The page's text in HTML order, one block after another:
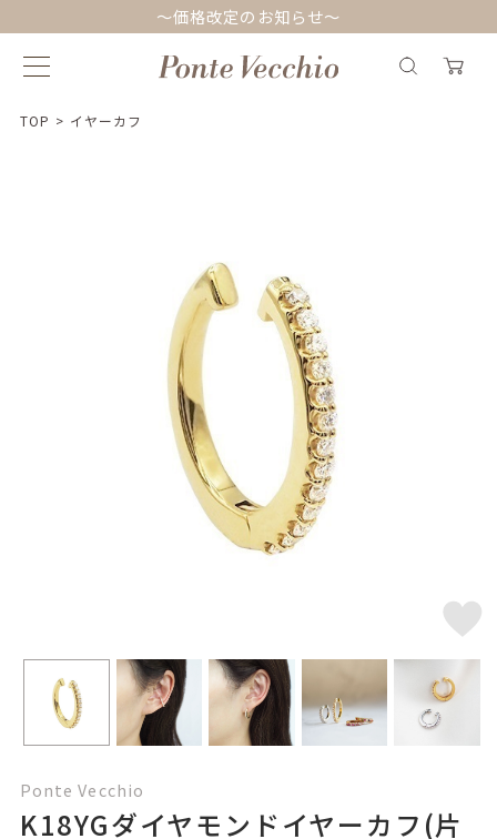
～価格改定のお知らせ～
TOP > イヤーカフ
Ponte Vecchio
K18YGダイヤモンドイヤーカフ(片